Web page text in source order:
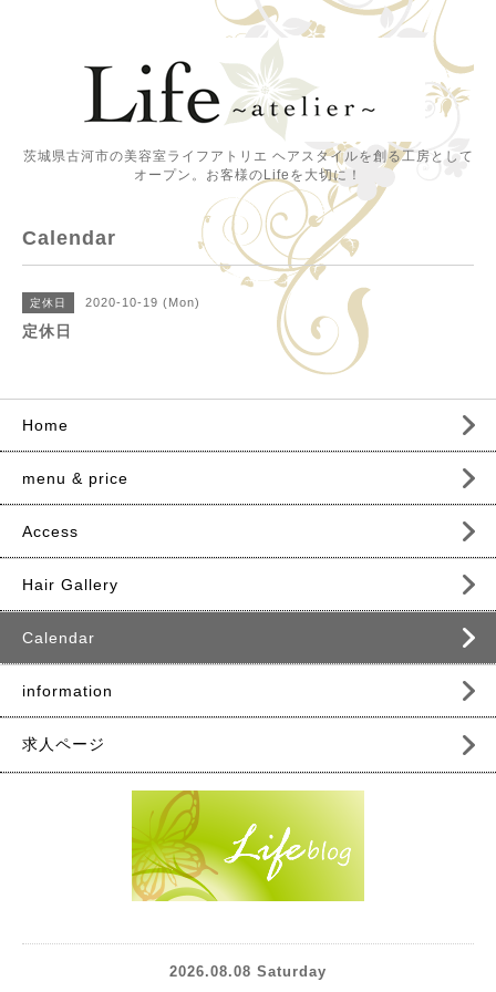
茨城県古河市の美容室ライフアトリエ ヘアスタイルを創る工房として
オープン。お客様のLifeを大切に！
Calendar
定休日 2020-10-19 (Mon)
定休日
Home
menu & price
Access
Hair Gallery
Calendar
information
求人ページ
2026.08.08 Saturday